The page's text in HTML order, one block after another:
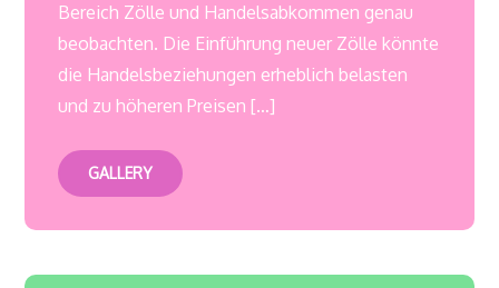
Bereich Zölle und Handelsabkommen genau
beobachten. Die Einführung neuer Zölle könnte
die Handelsbeziehungen erheblich belasten
und zu höheren Preisen […]
GALLERY